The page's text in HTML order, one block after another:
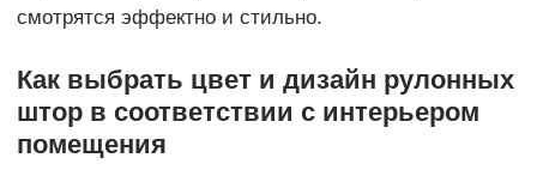
смотрятся эффектно и стильно.
Как выбрать цвет и дизайн рулонных
штор в соответствии с интерьером
помещения